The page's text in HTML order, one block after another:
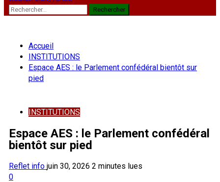
Rechercher :
Accueil
INSTITUTIONS
Espace AES : le Parlement confédéral bientôt sur
pied
INSTITUTIONS
Espace AES : le Parlement confédéral
bientôt sur pied
Reflet info juin 30, 2026 2 minutes lues
0